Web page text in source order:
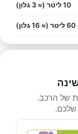
10 ליטר (≈ 3 גלון)
60 ליטר (≈ 16 גלון)
של הרכב.
שלכם.